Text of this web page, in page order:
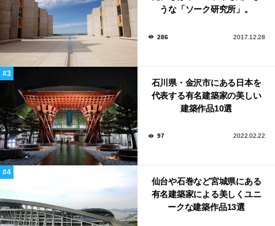
うな「ソーク研究所」。
286 2017.12.28
石川県・金沢市にある日本を
代表する有名建築家の美しい
建築作品10選
97 2022.02.22
仙台や石巻など宮城県にある
有名建築家による美しくユニ
ークな建築作品13選